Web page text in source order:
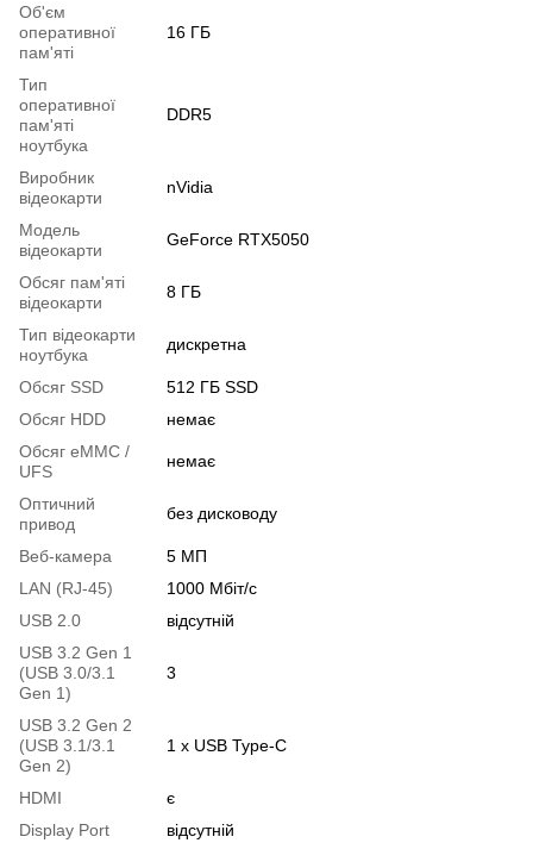
Об'єм
оперативної
пам'яті
16 ГБ
Тип
оперативної
пам'яті
ноутбука
DDR5
Виробник
відеокарти
nVidia
Модель
відеокарти
GeForce RTX5050
Обсяг пам'яті
відеокарти
8 ГБ
Тип відеокарти
ноутбука
дискретна
Обсяг SSD
512 ГБ SSD
Обсяг HDD
немає
Обсяг eMMC /
UFS
немає
Оптичний
привод
без дисководу
Веб-камера
5 МП
LAN (RJ-45)
1000 Мбіт/с
USB 2.0
відсутній
USB 3.2 Gen 1
(USB 3.0/3.1
Gen 1)
3
USB 3.2 Gen 2
(USB 3.1/3.1
Gen 2)
1 х USB Type-C
HDMI
є
Display Port
відсутній